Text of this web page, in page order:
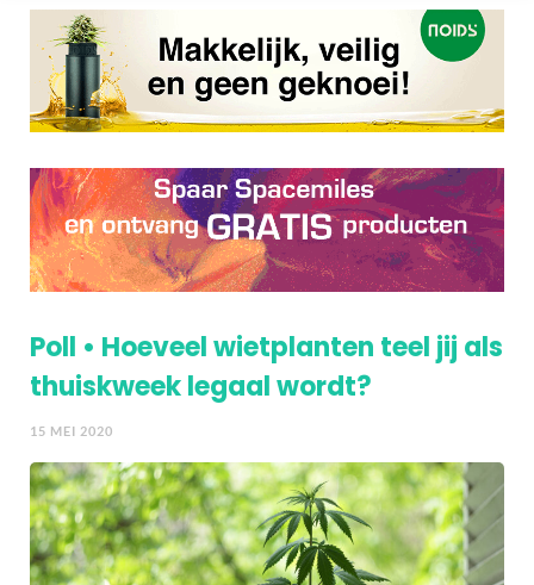
Poll • Hoeveel wietplanten teel jij als
thuiskweek legaal wordt?
15 MEI 2020